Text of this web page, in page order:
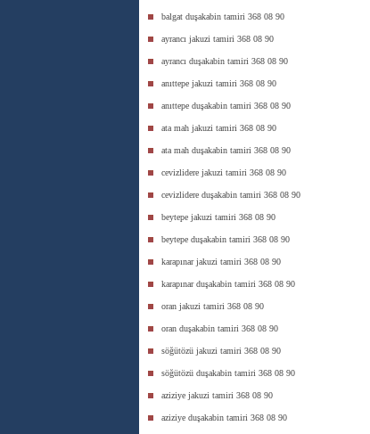
balgat duşakabin tamiri 368 08 90
ayrancı jakuzi tamiri 368 08 90
ayrancı duşakabin tamiri 368 08 90
anıttepe jakuzi tamiri 368 08 90
anıttepe duşakabin tamiri 368 08 90
ata mah jakuzi tamiri 368 08 90
ata mah duşakabin tamiri 368 08 90
cevizlidere jakuzi tamiri 368 08 90
cevizlidere duşakabin tamiri 368 08 90
beytepe jakuzi tamiri 368 08 90
beytepe duşakabin tamiri 368 08 90
karapınar jakuzi tamiri 368 08 90
karapınar duşakabin tamiri 368 08 90
oran jakuzi tamiri 368 08 90
oran duşakabin tamiri 368 08 90
söğütözü jakuzi tamiri 368 08 90
söğütözü duşakabin tamiri 368 08 90
aziziye jakuzi tamiri 368 08 90
aziziye duşakabin tamiri 368 08 90